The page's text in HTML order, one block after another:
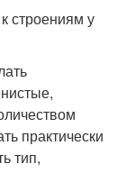
строениям у
практически
тип,